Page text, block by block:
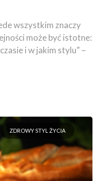
wszystkim znaczy
może być istotne:
i w jakim stylu” –
ZDROWY STYL ŻYCIA